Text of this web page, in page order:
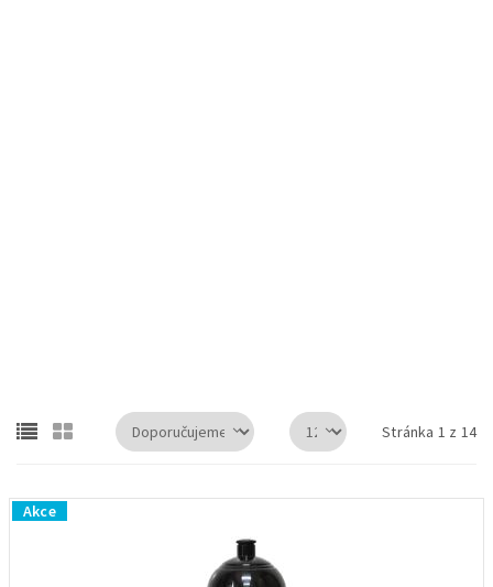
Stránka 1 z 14
Akce